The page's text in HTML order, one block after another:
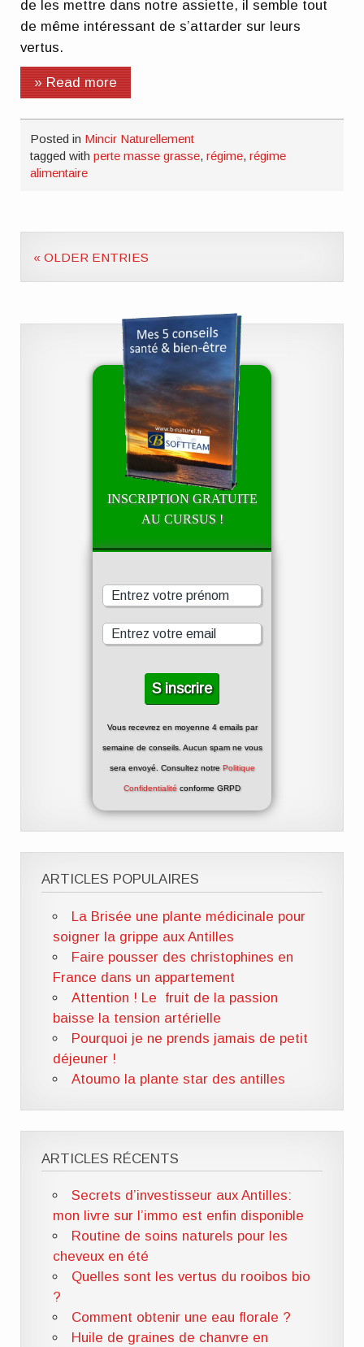
de les mettre dans notre assiette, il semble tout
de même intéressant de s’attarder sur leurs
vertus.
» Read more
Posted in Mincir Naturellement
tagged withperte masse grasse,régime,régime
alimentaire
« OLDER ENTRIES
INSCRIPTION GRATUITE
AU CURSUS !
Vous recevrez en moyenne 4 emails par
semaine de conseils. Aucun spam ne vous
sera envoyé. Consultez notre Politique
Confidentialité conforme GRPD
ARTICLES POPULAIRES
La Brisée une plante médicinale pour
soigner la grippe aux Antilles
Faire pousser des christophines en
France dans un appartement
Attention ! Le fruit de la passion
baisse la tension artérielle
Pourquoi je ne prends jamais de petit
déjeuner !
Atoumo la plante star des antilles
ARTICLES RÉCENTS
Secrets d’investisseur aux Antilles:
mon livre sur l’immo est enfin disponible
Routine de soins naturels pour les
cheveux en été
Quelles sont les vertus du rooibos bio
?
Comment obtenir une eau florale ?
Huile de graines de chanvre en